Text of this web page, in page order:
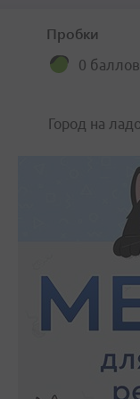
Пробки
0 баллов
Город на